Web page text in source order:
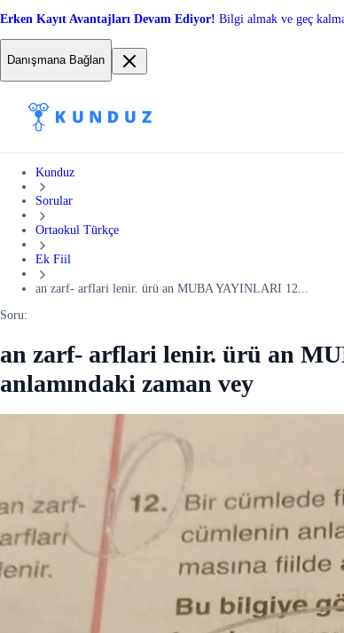
Erken Kayıt Avantajları Devam Ediyor! Bilgi almak ve geç
Danışmana Bağlan
Kunduz
Sorular
Ortaokul Türkçe
Ek Fiil
an zarf- arflari lenir. ürü an MUBA YAYINLARI 12...
Soru:
an zarf- arflari lenir. ürü an
anlamındaki zaman vey